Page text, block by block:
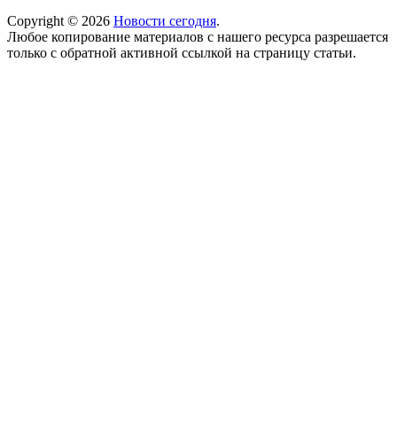
Copyright © 2026 Новости сегодня.
Любое копирование материалов с нашего ресурса разрешается
только с обратной активной ссылкой на страницу статьи.